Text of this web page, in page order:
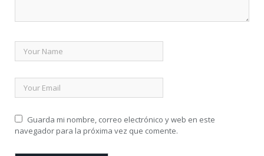
Guarda mi nombre, correo electrónico y web en este
navegador para la próxima vez que comente.